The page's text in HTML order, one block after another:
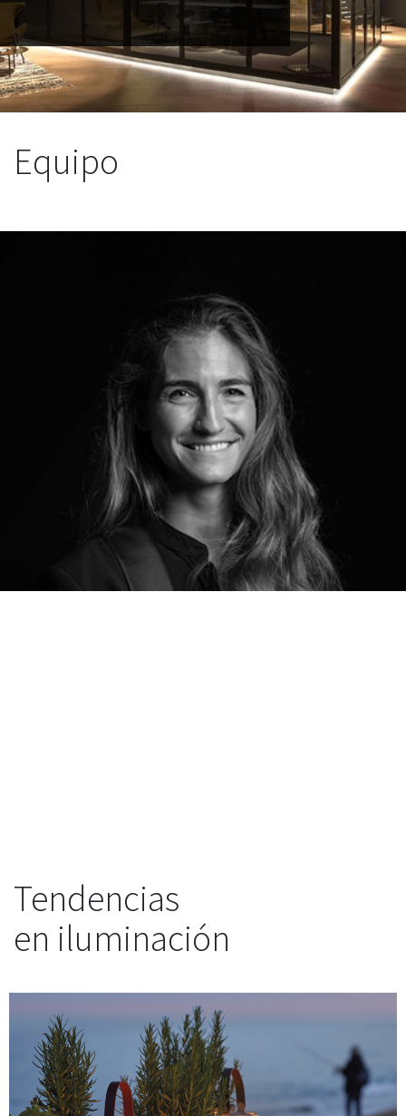
Equipo
Tendencias
en iluminación